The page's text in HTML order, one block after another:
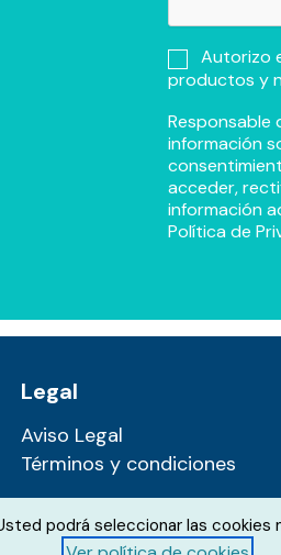
Autorizo
productos y
Responsable
información
acceder,
información
Política de
Legal
Aviso Legal
Términos y condiciones
podrá seleccionar las